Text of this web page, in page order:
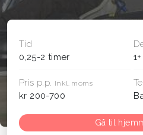
Tid
0,25-2 timer
1+
Pris p.p. Inkl. moms
kr 200-700
Gå til